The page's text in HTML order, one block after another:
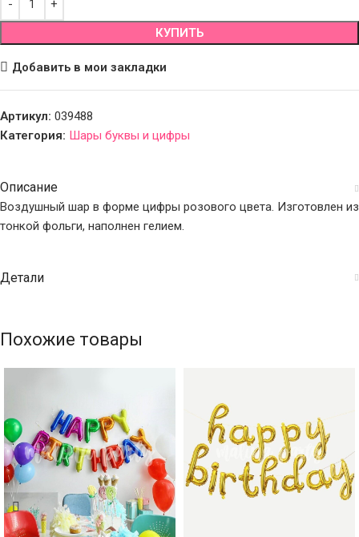
КУПИТЬ
Добавить в мои закладки
Артикул: 039488
Категория: Шары буквы и цифры
Описание
Воздушный шар в форме цифры розового цвета. Изготовлен из
тонкой фольги, наполнен гелием.
Детали
Похожие товары